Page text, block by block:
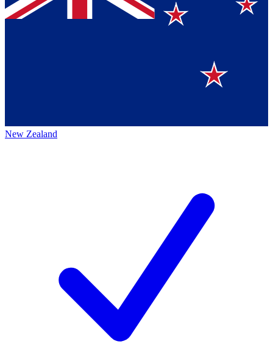
New Zealand